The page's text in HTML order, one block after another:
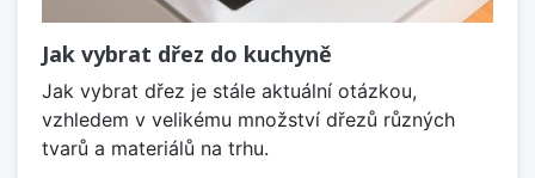
Jak vybrat dřez do kuchyně
Jak vybrat dřez je stále aktuální otázkou,
vzhledem v velikému množství dřezů různých
tvarů a materiálů na trhu.